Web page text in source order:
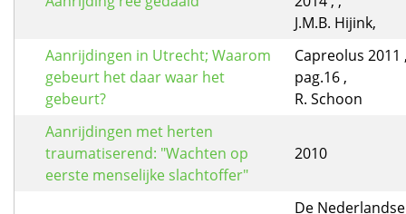
J.M.B. Hijink,
Aanrijdingen in Utrecht; Waarom
gebeurt het daar waar het
gebeurt?
Capreolus 2011
pag.16 ,
R. Schoon
Aanrijdingen met herten
traumatiserend: "Wachten op
eerste menselijke slachtoffer"
2010
De